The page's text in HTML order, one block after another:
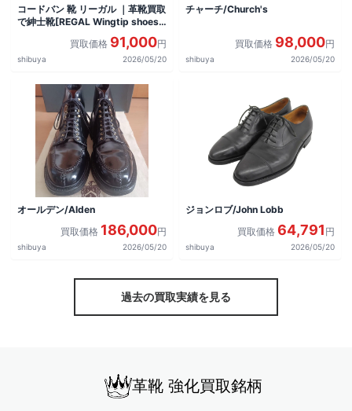
コードバン 靴 リーガル ｜革靴買取
で紳士靴[REGAL Wingtip shoes]
買取価格 91,000円
shibuya 2026/05/20
チャーチ/Church's
買取価格 98,000円
shibuya 2026/05/20
オールデン/Alden
買取価格 186,000円
shibuya 2026/05/20
ジョンロブ/John Lobb
買取価格 64,791 円
shibuya 2026/05/20
過去の買取実績を見る
革靴 強化買取銘柄